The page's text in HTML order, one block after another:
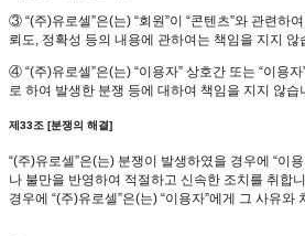
③ “(주)유로셀”은(는) “회원”이 “콘텐츠”와 관련하
뢰도, 정확성 등의 내용에 관하여는 책임을 지지 않
④ “(주)유로셀”은(는) “이용자” 상호간 또는 “이용
로 하여 발생한 분쟁 등에 대하여 책임을 지지 않습
제33조 [분쟁의 해결]
“(주)유로셀”은(는) 분쟁이 발생하였을 경우에 “이
나 불만을 반영하여 적절하고 신속한 조치를 취합
경우에 “(주)유로셀”은(는) “이용자”에게 그 사유와